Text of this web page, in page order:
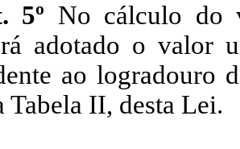
5º No cálculo do
adotado o valor
ao logradouro
Tabela II, desta Lei.